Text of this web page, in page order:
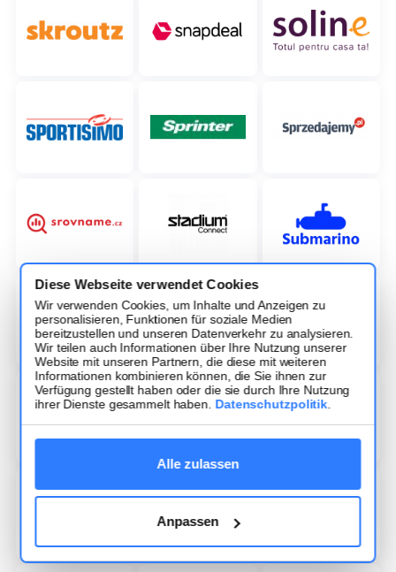
Diese Webseite verwendet Cookies
Wir verwenden Cookies, um Inhalte und Anzeigen zu
personalisieren, Funktionen für soziale Medien
bereitzustellen und unseren Datenverkehr zu analysieren.
Wir teilen auch Informationen über Ihre Nutzung unserer
Website mit unseren Partnern, die diese mit weiteren
Informationen kombinieren können, die Sie ihnen zur
Verfügung gestellt haben oder die sie durch Ihre Nutzung
ihrer Dienste gesammelt haben. Datenschutzpolitik
Alle zulassen
Anpassen